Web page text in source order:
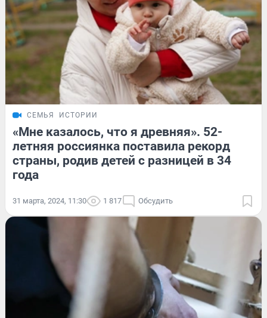
СЕМЬЯ ИСТОРИИ
«Мне казалось, что я древняя». 52-
летняя россиянка поставила рекорд
страны, родив детей с разницей в 34
года
31 марта, 2024, 11:30 1 817 Обсудить